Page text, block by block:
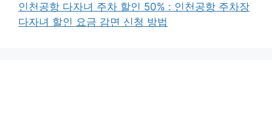
인천공항 다자녀 주차 할인 50% : 인천공항 주차장
다자녀 할인 요금 감면 신청 방법